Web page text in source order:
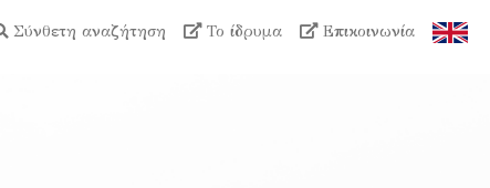
Σύνθετη αναζήτηση Το ίδρυμα Επικοινωνία